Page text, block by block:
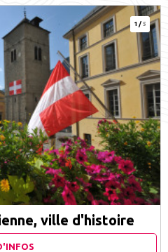
1 / 5
ville d'histoire